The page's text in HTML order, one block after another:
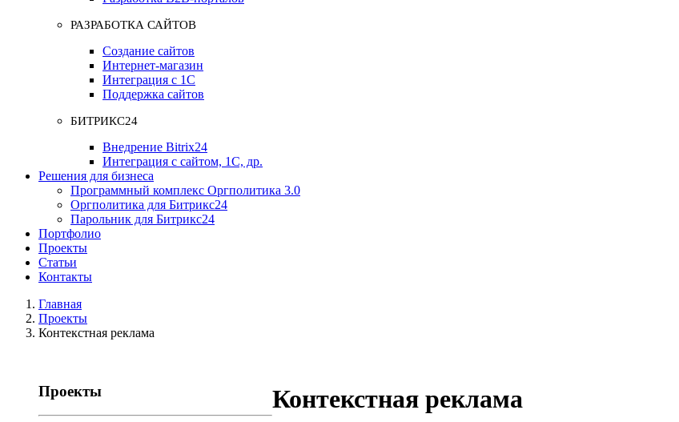
РАЗРАБОТКА САЙТОВ
Создание сайтов
Интернет-магазин
Интеграция с 1С
Поддержка сайтов
БИТРИКС24
Внедрение Bitrix24
Интеграция с сайтом, 1С, др.
Решения для бизнеса
Программный комплекс Оргполитика 3.0
Оргполитика для Битрикс24
Парольник для Битрикс24
Портфолио
Проекты
Статьи
Контакты
Главная
Проекты
Контекстная реклама
Проекты Контекстная реклама